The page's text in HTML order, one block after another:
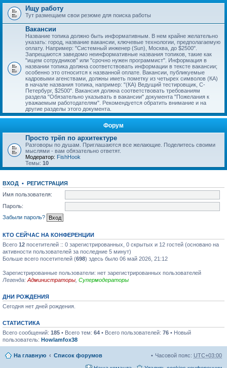
Ищу работу
Тут размещаем свои резюме для поиска работы
Вакансии
Название топика должно быть информативным. В нем крайне желательно
указать: город, название вакансии, ключевые технологии, предполагаемую
оплату. Например: "Системный инженер (Sun), Москва, до $2500".
Запрещаются заведомо неинформативные названия топиков, такие как
"ищем сотрудников" или "срочно нужен программист". Информация в
названии топика должна соответствовать информации в тексте вакансии;
особенно это относится к названной оплате. Вакансии, публикуемые
кадровыми агенствами, должны иметь пометку из четырех символов (КА)
в начале названия топика, например: "(КА) Ведущий тестировщик, С-
Петербург, $2500". Вакансия должна соответствовать требованиям
раздела "Обязательно указывать в вакансии" документа "Пожелания к
уважаемым работодателям". Рекомендуется обратить внимание и на
другие разделы этого документа.
Форум
Просто трёп по архитектуре
Разговоры по душам. Приглашаются все желающие. Поделитесь своими
мыслями - вам обязательно ответят.
Модератор: FishHook
Темы: 10
ВХОД • РЕГИСТРАЦИЯ
Имя пользователя:
Пароль:
Забыли пароль?
КТО СЕЙЧАС НА КОНФЕРЕНЦИИ
Всего 12 посетителей :: 0 зарегистрированных, 0 скрытых и 12 гостей (основано на
активности пользователей за последние 5 минут)
Больше всего посетителей (698) здесь было 06 май 2026, 21:12
Зарегистрированные пользователи: нет зарегистрированных пользователей
Легенда: Администраторы Супермодераторы
ДНИ РОЖДЕНИЯ
Сегодня нет дней рождения.
СТАТИСТИКА
Всего сообщений: 185 • Всего тем: 64 • Всего пользователей: 76 • Новый
пользователь: Howlamfox38
На главную Список форумов Часовой пояс: UTC+03:00